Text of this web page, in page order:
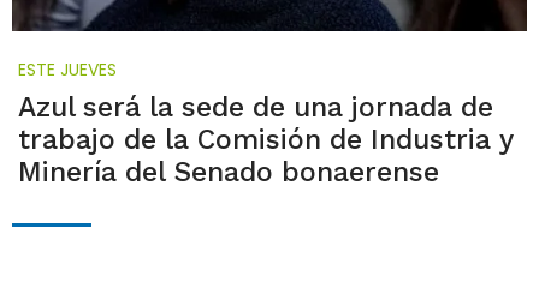
ESTE JUEVES
Azul será la sede de una jornada de
trabajo de la Comisión de Industria y
Minería del Senado bonaerense